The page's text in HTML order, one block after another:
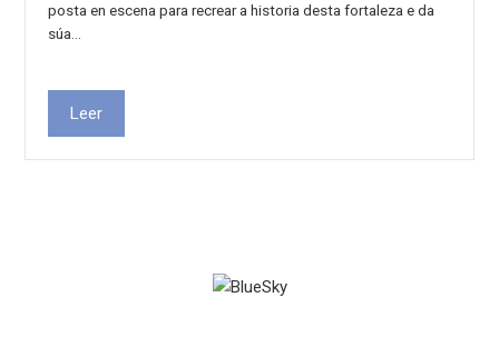
posta en escena para recrear a historia desta fortaleza e da
súa…
Leer